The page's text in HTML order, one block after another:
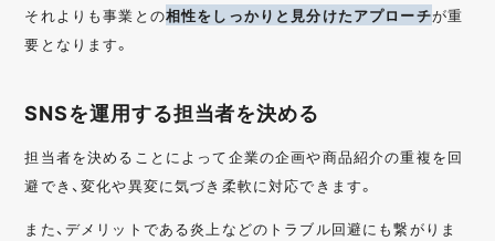
それよりも事業との相性をしっかりと見分けたアプローチが重
要となります。
SNSを運用する担当者を決める
担当者を決めることによって企業の企画や商品紹介の重複を回
避でき、変化や異変に気づき柔軟に対応できます。
また、デメリットである炎上などのトラブル回避にも繋がりま